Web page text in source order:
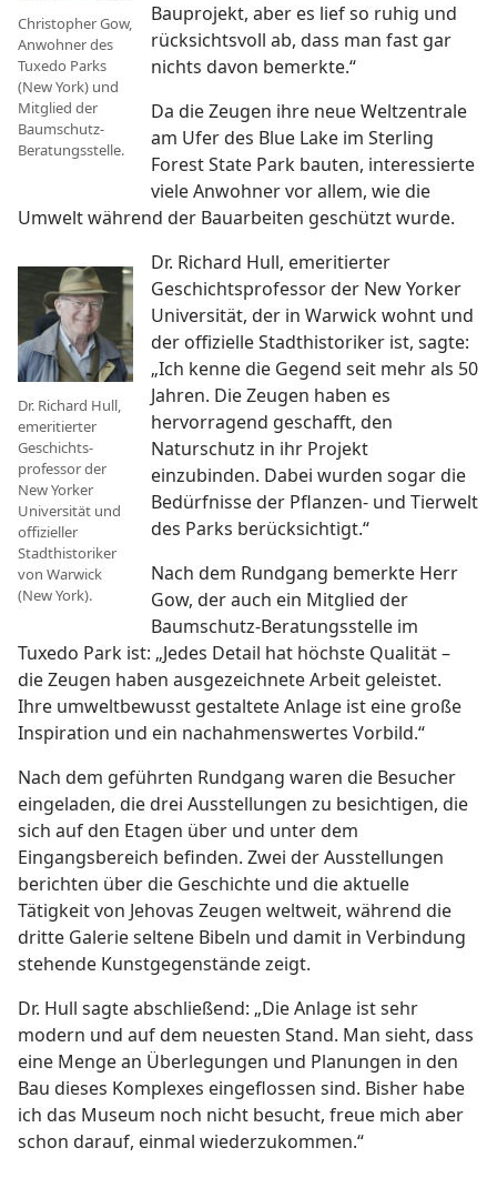
Christopher Gow,
Anwohner des
Tuxedo Parks
(New York) und
Mitglied der
Baumschutz-
Beratungsstelle.
Bauprojekt, aber es lief so ruhig und
rücksichtsvoll ab, dass man fast gar
nichts davon bemerkte.“
Da die Zeugen ihre neue Weltzentrale
am Ufer des Blue Lake im Sterling
Forest State Park bauten, interessierte
viele Anwohner vor allem, wie die
Umwelt während der Bauarbeiten geschützt wurde.
Dr. Richard Hull,
emeritierter
Geschichts­
professor der
New Yorker
Universität und
offizieller
Stadthistoriker
von Warwick
(New York).
Dr. Richard Hull, emeritierter
Geschichtsprofessor der New Yorker
Universität, der in Warwick wohnt und
der offizielle Stadthistoriker ist, sagte:
„Ich kenne die Gegend seit mehr als 50
Jahren. Die Zeugen haben es
hervorragend geschafft, den
Naturschutz in ihr Projekt
einzubinden. Dabei wurden sogar die
Bedürfnisse der Pflanzen- und Tierwelt
des Parks berücksichtigt.“
Nach dem Rundgang bemerkte Herr
Gow, der auch ein Mitglied der
Baumschutz-Beratungsstelle im
Tuxedo Park ist: „Jedes Detail hat höchste Qualität –
die Zeugen haben ausgezeichnete Arbeit geleistet.
Ihre umweltbewusst gestaltete Anlage ist eine große
Inspiration und ein nachahmenswertes Vorbild.“
Nach dem geführten Rundgang waren die Besucher
eingeladen, die drei Ausstellungen zu besichtigen, die
sich auf den Etagen über und unter dem
Eingangsbereich befinden. Zwei der Ausstellungen
berichten über die Geschichte und die aktuelle
Tätigkeit von Jehovas Zeugen weltweit, während die
dritte Galerie seltene Bibeln und damit in Verbindung
stehende Kunstgegenstände zeigt.
Dr. Hull sagte abschließend: „Die Anlage ist sehr
modern und auf dem neuesten Stand. Man sieht, dass
eine Menge an Überlegungen und Planungen in den
Bau dieses Komplexes eingeflossen sind. Bisher habe
ich das Museum noch nicht besucht, freue mich aber
schon darauf, einmal wiederzukommen.“